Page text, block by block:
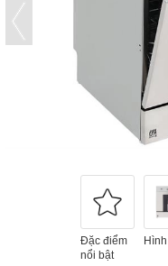
Đặc điểm
nổi bật